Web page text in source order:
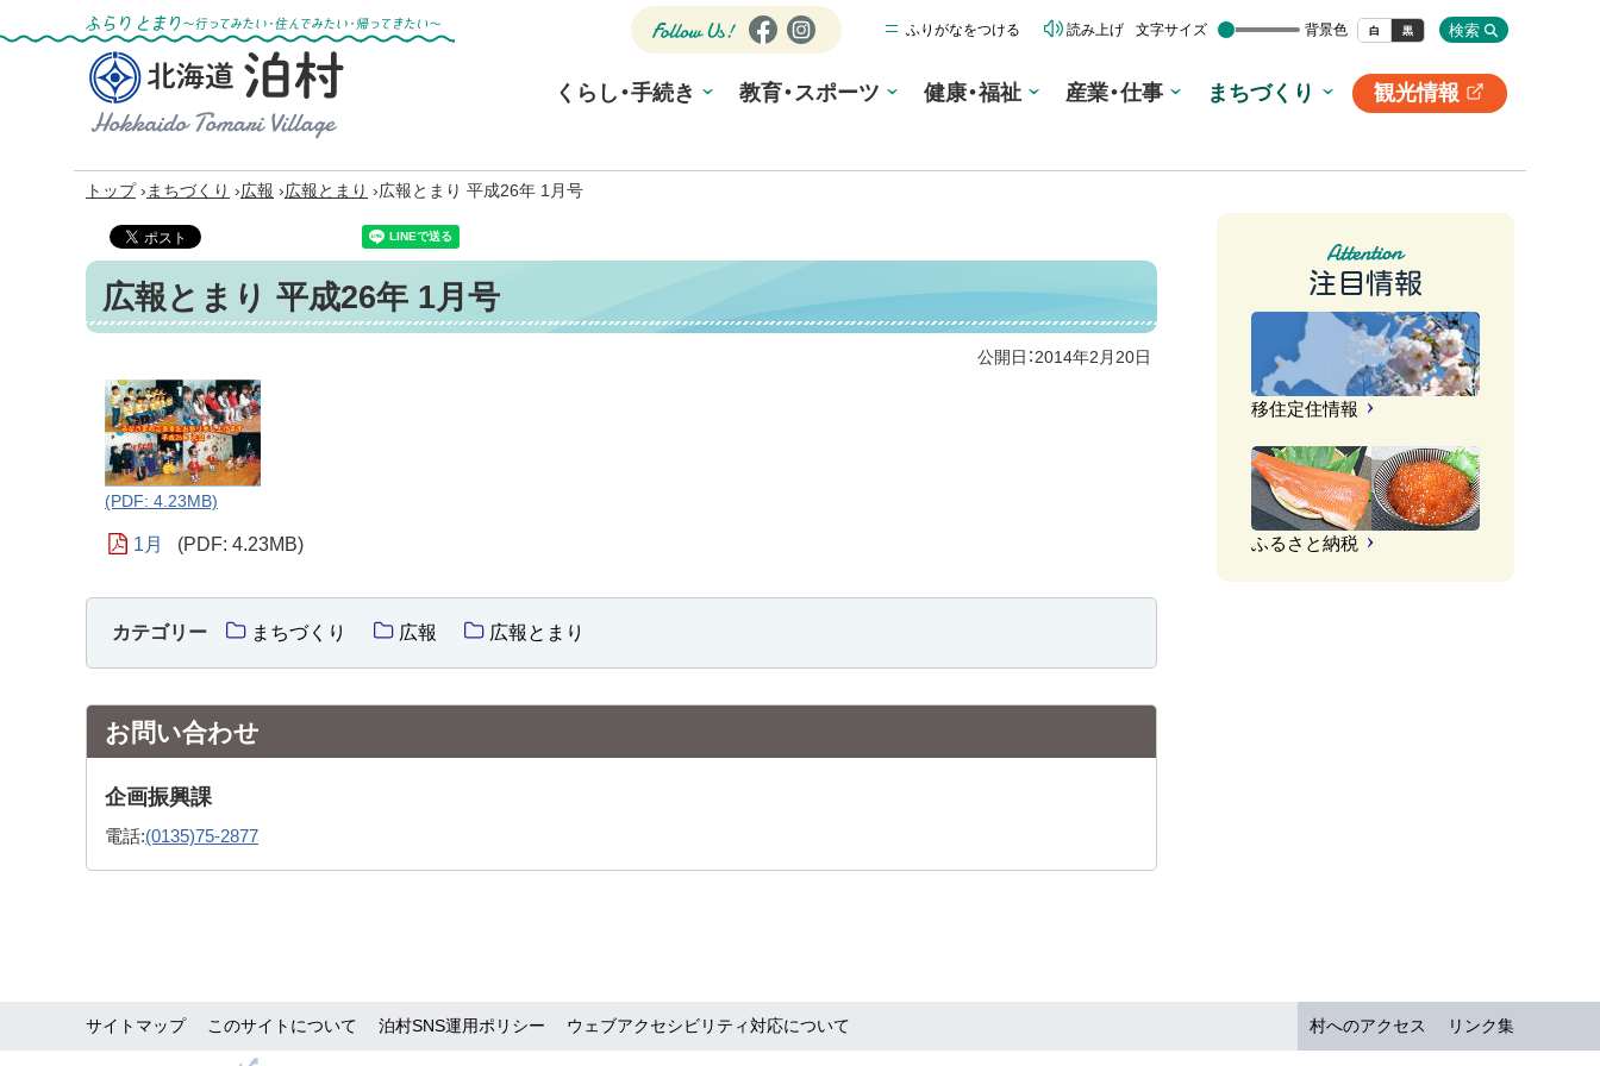
ふらりとまり～行ってみたい・住んでみた
い・帰ってきたい～
Village
公式SNS
Follow
Us!
Fa
bo
ok
Ins
ra
ふりがなをつける 読み上げ 文字サイズ 背景色 白 黒 検索
くらし・手続き 教育・スポーツ 健康・福祉 産業・仕事 まちづくり
観光情報
別
ト
トップ › まちづくり ›広報 ›広報とまり ›広報とまり 平成26年 1月号
広報とまり 平成26年 1月号
公開日：2014年2月20日
(PDF: 4.23MB)
1月 (PDF: 4.23MB)
カテゴリー まちづくり 広報 広報とまり
お問い合わせ
企画振興課
電話:(0135)75-2877
注目情報
移住定住情報
ふるさと納税
サイトマップ このサイトについて 泊村SNS運用ポリシー ウェブアクセシビリティ対応について 村へのアクセス リンク集